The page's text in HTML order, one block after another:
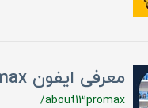
معرفی ایفون 13promax
/about13promax